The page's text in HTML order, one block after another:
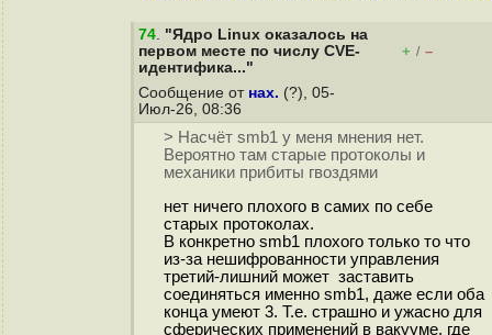
74. "Ядро Linux оказалось на
первом месте по числу CVE-
идентифика..."
+ / –
Сообщение от нах. (?), 05-
Июл-26, 08:36
> Насчёт smb1 у меня мнения нет.
Вероятно там старые протоколы и
механики прибиты гвоздями
нет ничего плохого в самих по себе
старых протоколах.
В конкретно smb1 плохого только то что
из-за нешифрованности управления
третий-лишний может заставить
соединяться именно smb1, даже если оба
конца умеют 3. Т.е. страшно и ужасно для
сферических применений в вакууме, где